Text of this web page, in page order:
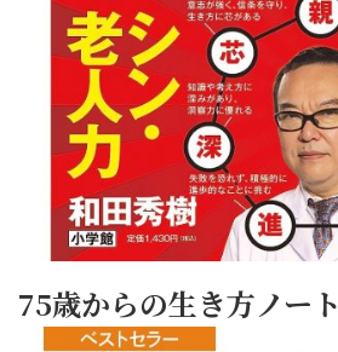
75歳からの生き方ノート